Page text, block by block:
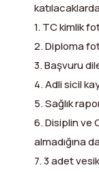
1. TC kimlik
2. Diploma
3. Başvuru
4. Adli sicil
5. Sağlık
6. Disiplin ve
almadığına
7. 3 adet